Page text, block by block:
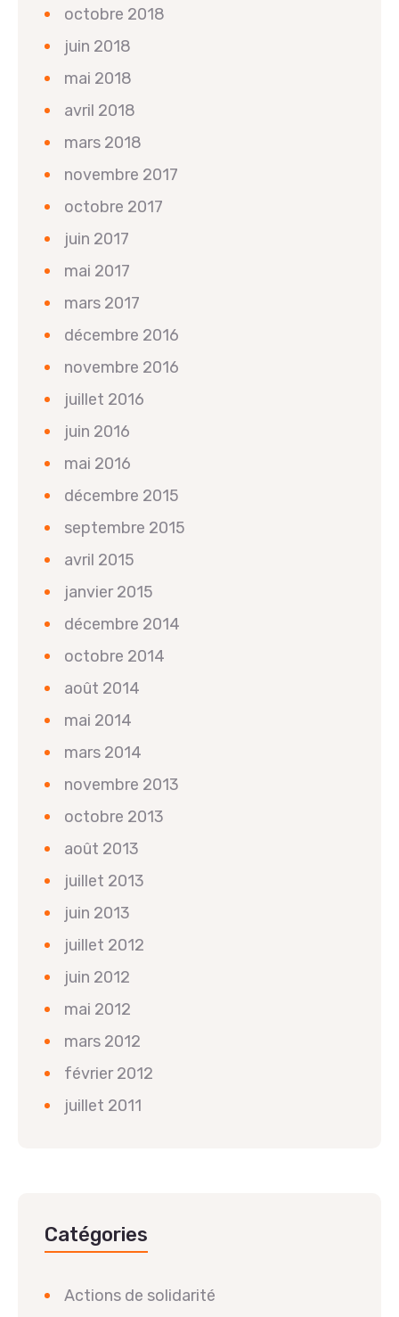
octobre 2018
juin 2018
mai 2018
avril 2018
mars 2018
novembre 2017
octobre 2017
juin 2017
mai 2017
mars 2017
décembre 2016
novembre 2016
juillet 2016
juin 2016
mai 2016
décembre 2015
septembre 2015
avril 2015
janvier 2015
décembre 2014
octobre 2014
août 2014
mai 2014
mars 2014
novembre 2013
octobre 2013
août 2013
juillet 2013
juin 2013
juillet 2012
juin 2012
mai 2012
mars 2012
février 2012
juillet 2011
Catégories
Actions de solidarité